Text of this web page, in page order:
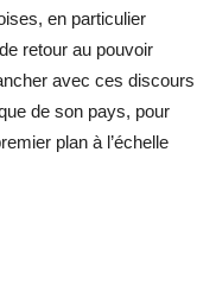
en particulier
retour au pouvoir
avec ces discours
de son pays, pour
plan à l’échelle